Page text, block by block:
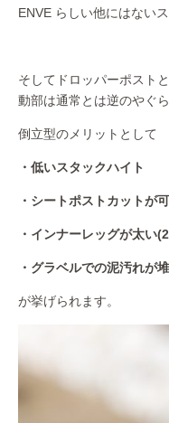
ENVE らしい他にはないス
そしてドロッパーポスト
動部は通常とは逆のやぐ
倒立型のメリットとして
・低いスタックハイト
・シートポストカットが
・インナーレッグが太い
・グラベルでの泥汚れが
が挙げられます。